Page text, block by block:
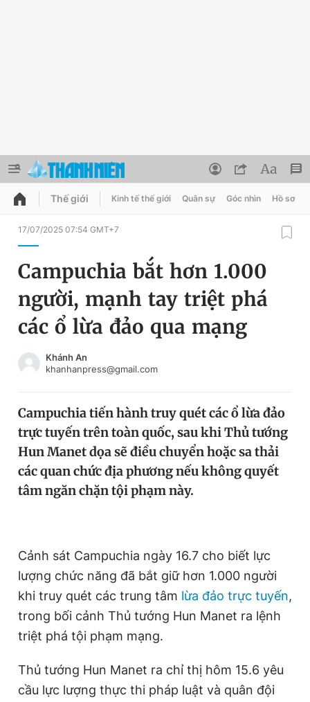
QUẢNG CÁO
Chuyên mục
Chuyên mục khác
Chào ngày mới
Video Magazine
Sản phẩm khác
Thông tin tòa soạn Liên hệ quảng cáo
Đọc Thanh Niên trên điện thoại
Đổi mật khẩu
Tin đã lưu
Đăng xuất
Thế giới Kinh tế thế giới Quân sự Góc nhìn Hồ sơ
17/07/2025 07:54 GMT+7
Campuchia bắt hơn 1.000
người, mạnh tay triệt phá
các ổ lừa đảo qua mạng
Khánh An
khanhanpress@gmail.com
Campuchia tiến hành truy quét các ổ lừa đảo
trực tuyến trên toàn quốc, sau khi Thủ tướng
Hun Manet dọa sẽ điều chuyển hoặc sa thải
các quan chức địa phương nếu không quyết
tâm ngăn chặn tội phạm này.
Cảnh sát Campuchia ngày 16.7 cho biết lực
lượng chức năng đã bắt giữ hơn 1.000 người
khi truy quét các trung tâm lừa đảo trực tuyến,
trong bối cảnh Thủ tướng Hun Manet ra lệnh
triệt phá tội phạm mạng.
Thủ tướng Hun Manet ra chỉ thị hôm 15.6 yêu
cầu lực lượng thực thi pháp luật và quân đội